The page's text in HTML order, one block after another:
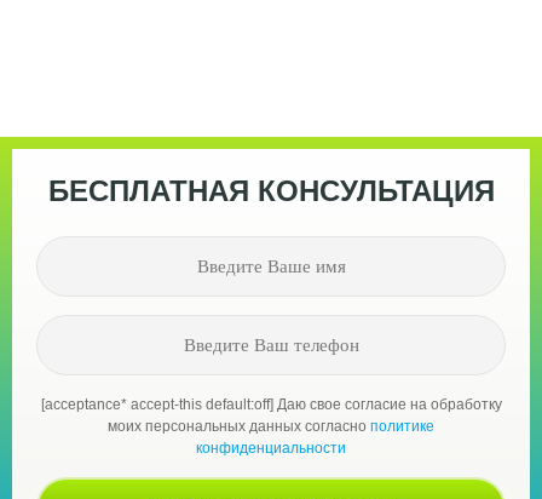
БЕСПЛАТНАЯ КОНСУЛЬТАЦИЯ
[acceptance* accept-this default:off] Даю свое согласие на обработку
моих персональных данных согласно политике
конфиденциальности